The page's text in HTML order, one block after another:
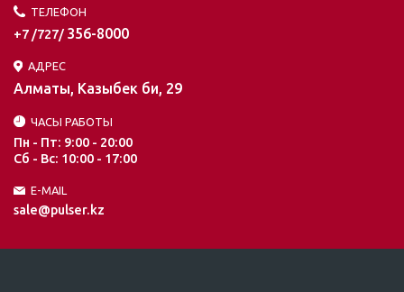
ТЕЛЕФОН
+7 /727/ 356-8000
АДРЕС
Алматы, Казыбек би, 29
ЧАСЫ РАБОТЫ
Пн - Пт: 9:00 - 20:00
Сб - Вс: 10:00 - 17:00
E-MAIL
sale@pulser.kz